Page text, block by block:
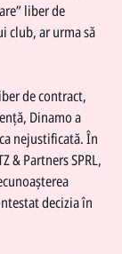
liber de
club, ar urma să
de contract,
Dinamoa
nejustificată. În
& Partners SPRL,
decizia în